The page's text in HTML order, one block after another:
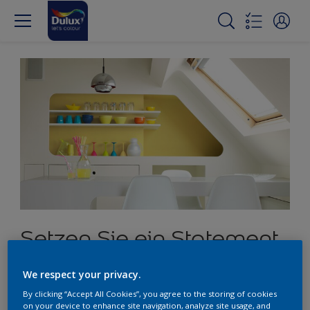
Setzen Sie ein Statement
mit Zitrusgelb
We respect your privacy.
By clicking “Accept All Cookies”, you agree to the storing of cookies
on your device to enhance site navigation, analyze site usage, and